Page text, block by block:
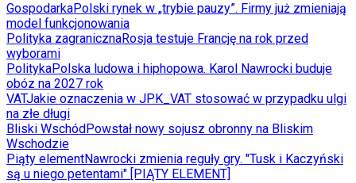
GospodarkaPolski rynek w „trybie pauzy”. Firmy już zmieniają
model funkcjonowania
Polityka zagranicznaRosja testuje Francję na rok przed
wyborami
PolitykaPolska ludowa i hiphopowa. Karol Nawrocki buduje
obóz na 2027 rok
VATJakie oznaczenia w JPK_VAT stosować w przypadku ulgi
na złe długi
Bliski Wschód Powstał nowy sojusz obronny na Bliskim
Wschodzie
Piąty elementNawrocki zmienia reguły gry. "Tusk i Kaczyński
są u niego petentami" [PIĄTY ELEMENT]